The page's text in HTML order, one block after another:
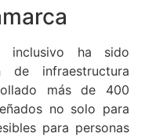
inclusivo ha sido
infraestructura
más de 400
no solo para
para personas